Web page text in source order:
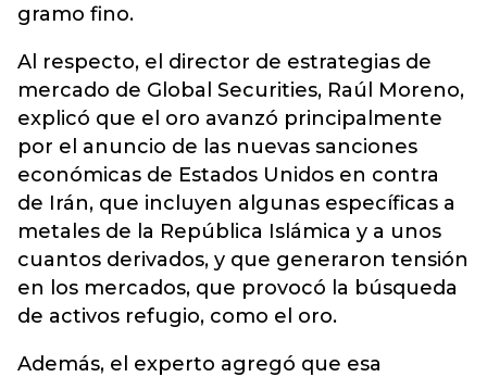
gramo fino.
Al respecto, el director de estrategias de
mercado de Global Securities, Raúl Moreno,
explicó que el oro avanzó principalmente
por el anuncio de las nuevas sanciones
económicas de Estados Unidos en contra
de Irán, que incluyen algunas específicas a
metales de la República Islámica y a unos
cuantos derivados, y que generaron tensión
en los mercados, que provocó la búsqueda
de activos refugio, como el oro.
Además, el experto agregó que esa